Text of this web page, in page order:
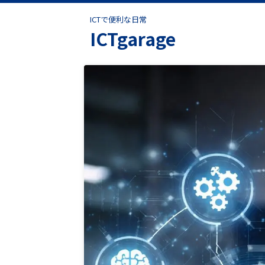
ICTで便利な日常
ICTgarage